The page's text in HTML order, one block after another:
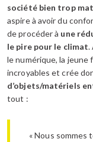
société bien trop
aspire à avoir du
de procéder à une
le pire pour le climat.
le numérique, la jeune
incroyables et crée
d’objets/matériels
tout :
« Nous sommes